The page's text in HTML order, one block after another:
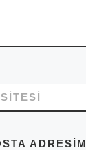
ADRESIM